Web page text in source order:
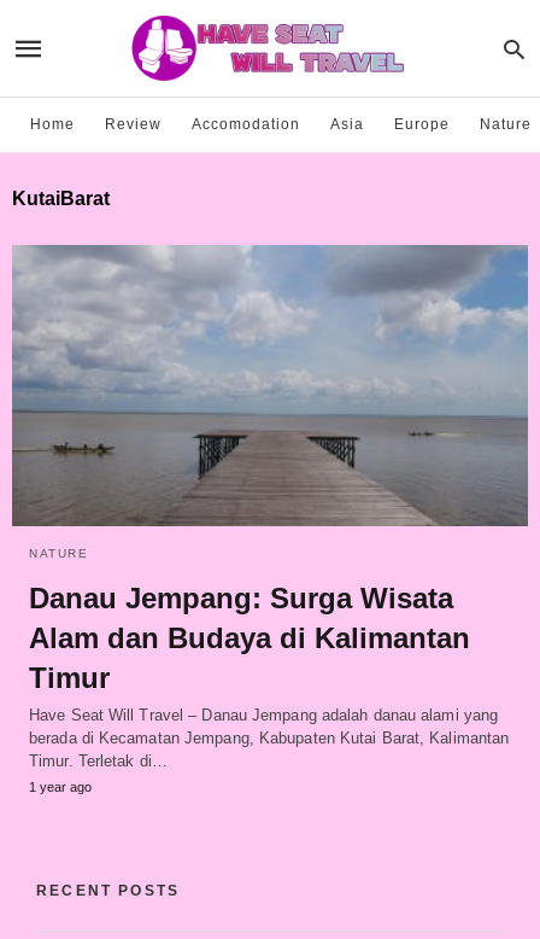
Home Review Accomodation Asia Europe Nature
KutaiBarat
NATURE
Danau Jempang: Surga Wisata
Alam dan Budaya di Kalimantan
Timur
Have Seat Will Travel – Danau Jempang adalah danau alami yang
berada di Kecamatan Jempang, Kabupaten Kutai Barat, Kalimantan
Timur. Terletak di…
1 year ago
RECENT POSTS